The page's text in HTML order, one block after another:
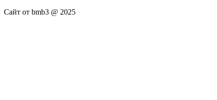
Сайт от bmb3 @ 2025